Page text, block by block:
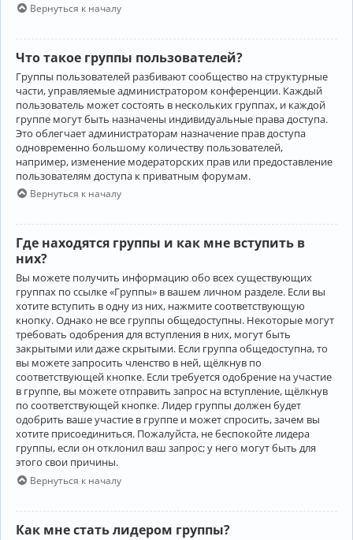
Вернуться к началу
Что такое группы пользователей?
Группы пользователей разбивают сообщество на структурные
части, управляемые администратором конференции. Каждый
пользователь может состоять в нескольких группах, и каждой
группе могут быть назначены индивидуальные права доступа.
Это облегчает администраторам назначение прав доступа
одновременно большому количеству пользователей,
например, изменение модераторских прав или предоставление
пользователям доступа к приватным форумам.
Вернуться к началу
Где находятся группы и как мне вступить в
них?
Вы можете получить информацию обо всех существующих
группах по ссылке «Группы» в вашем личном разделе. Если вы
хотите вступить в одну из них, нажмите соответствующую
кнопку. Однако не все группы общедоступны. Некоторые могут
требовать одобрения для вступления в них, могут быть
закрытыми или даже скрытыми. Если группа общедоступна, то
вы можете запросить членство в ней, щёлкнув по
соответствующей кнопке. Если требуется одобрение на участие
в группе, вы можете отправить запрос на вступление, щёлкнув
по соответствующей кнопке. Лидер группы должен будет
одобрить ваше участие в группе и может спросить, зачем вы
хотите присоединиться. Пожалуйста, не беспокойте лидера
группы, если он отклонил ваш запрос; у него могут быть для
этого свои причины.
Вернуться к началу
Как мне стать лидером группы?